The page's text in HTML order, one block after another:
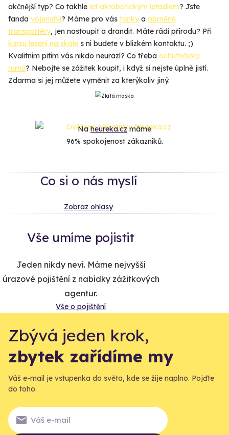
akčnější typ? Co takhle let akrobatickým letadlem? Jste
fanda vojenství? Máme pro vás tanky a obrněné
transportéry, jen nastoupit a drandit. Máte rádi přírodu? Při
kurzu lezení na skále s ní budete v blízkém kontaktu. ;)
Kvalitním pitím vás nikdo neurazí? Co třeba ochutnávka
rumů? Nebojte se zážitek koupit, i když si nejste úplně jistí.
Zdarma si jej můžete vyměnit za kterýkoliv jiný.
Naheureka.czmáme
96% spokojenost zákazníků.
Co si o nás myslí
Zobraz ohlasy
Vše umíme pojistit
Jeden nikdy neví. Máme nejvyšší
úrazové pojištění z nabídky zážitkových
agentur.
Vše o pojištění
Zbývá jeden krok,
zbytek zařídíme my
Váš e-mail je vstupenka do světa, kde se žije naplno. Pojďte
do toho.